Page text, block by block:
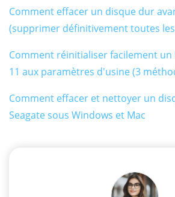
Comment effacer un disque dur
(supprimer définitivement toutes
Comment réinitialiser facilement un
11 aux paramètres d'usine (3
Comment effacer et nettoyer un
Seagate sous Windows et Mac